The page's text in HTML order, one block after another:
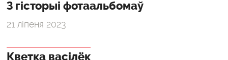
З гісторыі фотаальбомаў
21 ліпеня 2023
Кветка васілёк